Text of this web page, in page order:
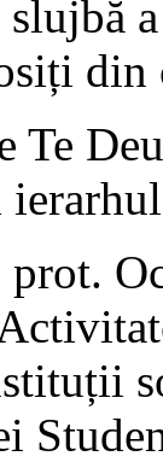
din
Te